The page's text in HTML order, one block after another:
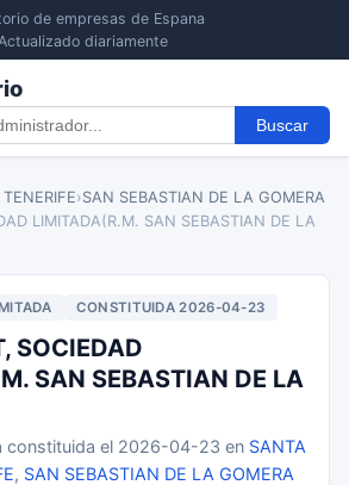
de empresas de Espana
diariamente
Buscar
›SAN SEBASTIAN DE LA GOMERA
LIMITADA(R.M. SAN SEBASTIAN DE LA
CONSTITUIDA 2026-04-23
SOCIEDAD
SAN SEBASTIAN DE LA
constituida el 2026-04-23 en SANTA
, SAN SEBASTIAN DE LA GOMERA